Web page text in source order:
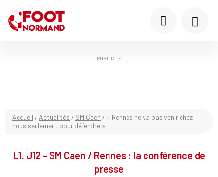
PUBLICITÉ
Accueil / Actualités / SM Caen / « Rennes ne va pas venir chez
nous seulement pour défendre »
L1. J12 - SM Caen / Rennes : la conférence de
presse